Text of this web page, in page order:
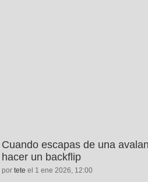
Cuando escapas de una
hacer un backflip
por tete el 1 ene 2026, 12:00